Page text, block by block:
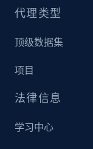
代理类型
顶级数据集
项目
法律信息
学习中心